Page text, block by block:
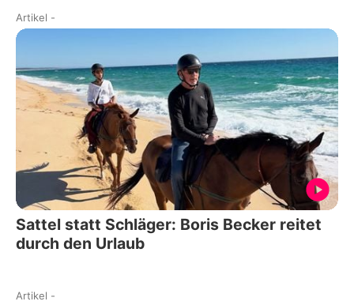
Artikel -
Sattel statt Schläger: Boris Becker reitet
durch den Urlaub
Artikel -